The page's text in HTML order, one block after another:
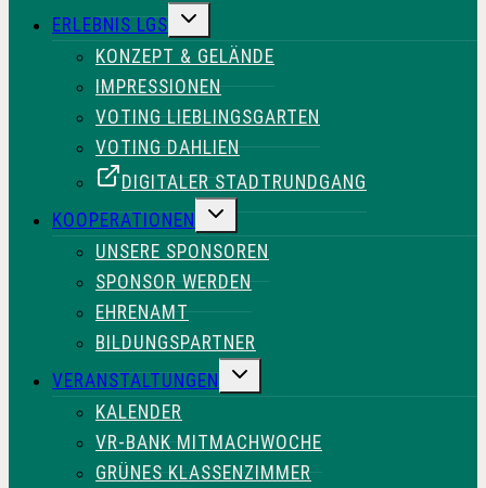
ERLEBNIS LGS
UNTERMENÜ
UMSCHALTEN
KONZEPT & GELÄNDE
IMPRESSIONEN
VOTING LIEBLINGSGARTEN
VOTING DAHLIEN
DIGITALER STADTRUNDGANG
KOOPERATIONEN
UNTERMENÜ
UMSCHALTEN
UNSERE SPONSOREN
SPONSOR WERDEN
EHRENAMT
BILDUNGSPARTNER
VERANSTALTUNGEN
UNTERMENÜ
UMSCHALTEN
KALENDER
VR-BANK MITMACHWOCHE
GRÜNES KLASSENZIMMER